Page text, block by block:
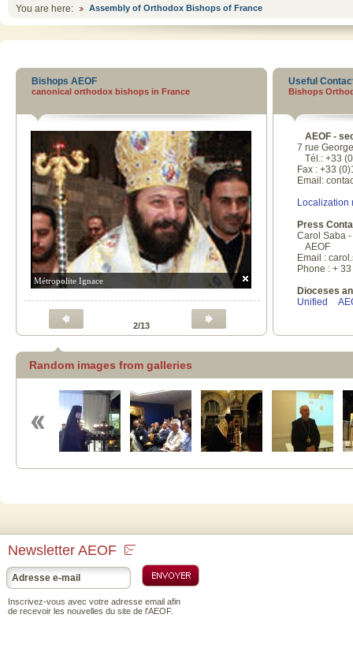
You are here: Assembly of Orthodox Bishops of France
Bishops AEOF
canonical orthodox bishops in France
Métropolite Ignace
2/13
Useful
Bishops
AEOF -
7 rue
Tél .: +33
Fax : +33
Email:
Localization
Press
Carol Saba
AEOF
Email :
Phone : +
Dioceses
Unified
Random images from galleries
Lancement
Orthodoxes de
Newsletter AEOF
Inscrivez-vous avec votre adresse email afin
de recevoir les nouvelles du site de l'AEOF.